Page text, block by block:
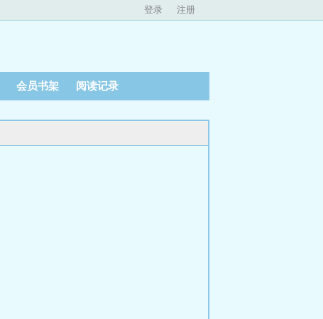
登录 注册
会员书架 阅读记录